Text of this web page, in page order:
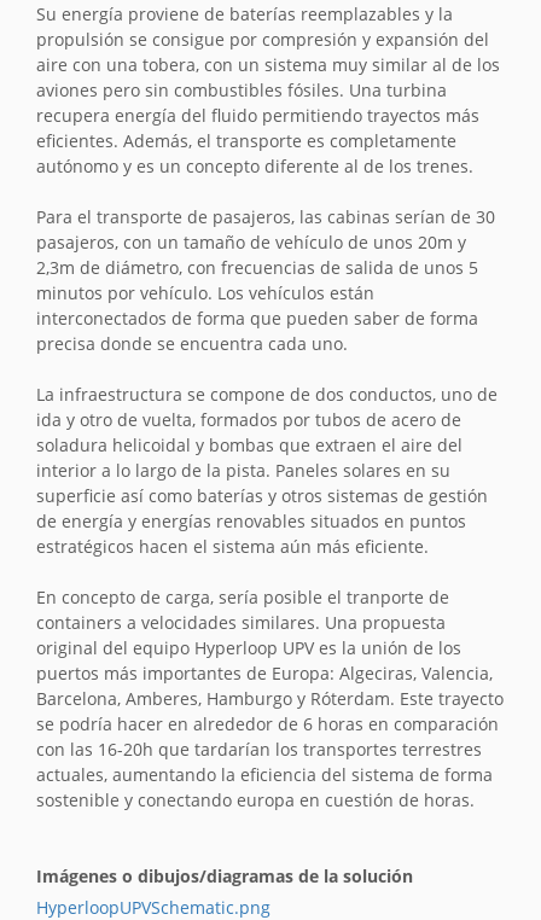
Su energía proviene de baterías reemplazables y la
propulsión se consigue por compresión y expansión del
aire con una tobera, con un sistema muy similar al de los
aviones pero sin combustibles fósiles. Una turbina
recupera energía del fluido permitiendo trayectos más
eficientes. Además, el transporte es completamente
autónomo y es un concepto diferente al de los trenes.
Para el transporte de pasajeros, las cabinas serían de 30
pasajeros, con un tamaño de vehículo de unos 20m y
2,3m de diámetro, con frecuencias de salida de unos 5
minutos por vehículo. Los vehículos están
interconectados de forma que pueden saber de forma
precisa donde se encuentra cada uno.
La infraestructura se compone de dos conductos, uno de
ida y otro de vuelta, formados por tubos de acero de
soladura helicoidal y bombas que extraen el aire del
interior a lo largo de la pista. Paneles solares en su
superficie así como baterías y otros sistemas de gestión
de energía y energías renovables situados en puntos
estratégicos hacen el sistema aún más eficiente.
En concepto de carga, sería posible el tranporte de
containers a velocidades similares. Una propuesta
original del equipo Hyperloop UPV es la unión de los
puertos más importantes de Europa: Algeciras, Valencia,
Barcelona, Amberes, Hamburgo y Róterdam. Este trayecto
se podría hacer en alrededor de 6 horas en comparación
con las 16-20h que tardarían los transportes terrestres
actuales, aumentando la eficiencia del sistema de forma
sostenible y conectando europa en cuestión de horas.
Imágenes o dibujos/diagramas de la solución
HyperloopUPVSchematic.png